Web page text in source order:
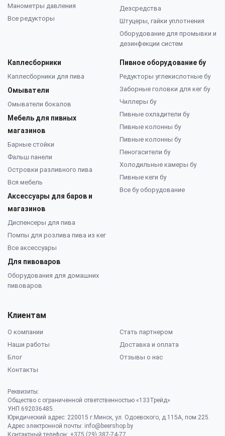
Манометры давления
Все редукторы
Дезсредства
Штуцеры, гайки уплотнения
Оборудование для промывки и
дезинфекции систем
Каплесборники
Каплесборники для пива
Омыватели
Омыватели бокалов
Мебель для пивных
магазинов
Барные стойки
Фальш панели
Островки разливного пива
Вся мебель
Аксессуары для баров и
магазинов
Диспенсеры для пива
Помпы для розлива пива из кег
Все аксессуары
Для пивоваров
Оборудования для домашних
пивоваров
Пивное оборудование бу
Редукторы углекислотные бу
Заборные головки для кег бу
Чиллеры бу
Пивные охладители бу
Пивные колонны бу
Пивные колонны бу
Пеногасители бу
Холодильные камеры бу
Пивные кеги бу
Все бу оборудование
Клиентам
О компании
Стать партнером
Наши работы
Доставка и оплата
Блог
Отзывы о нас
Контакты
Реквизиты:
Общество с ограниченной ответственностью «133Трейд»
УНП 692036485​.
Юридический адрес: 220015 г.Минск, ул. Одоевского, д.115А, пом.225.
Адрес электронной почты: info@beershop.by
Контактный телефон: +375 (29) 387-74-77